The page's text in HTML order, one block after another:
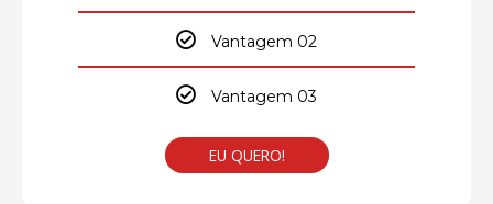
Vantagem 02
Vantagem 03
EU QUERO!